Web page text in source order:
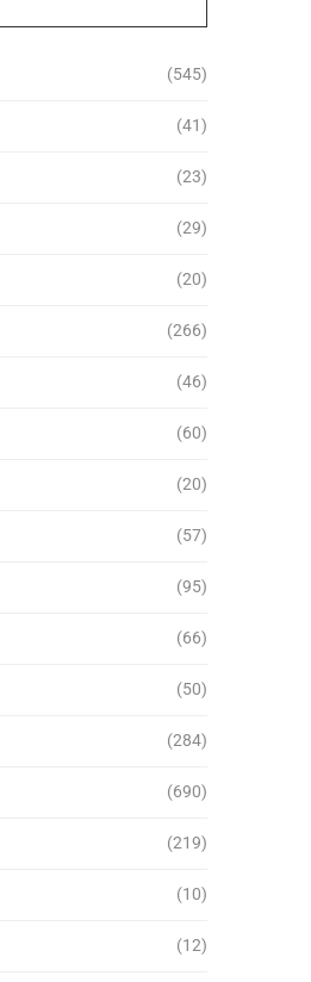
(545)
(41)
(23)
(29)
(20)
(266)
(46)
(60)
(20)
(57)
(95)
(66)
(50)
(284)
(690)
(219)
(10)
(12)